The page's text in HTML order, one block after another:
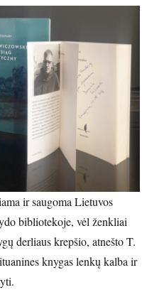
ir saugoma Lietuvos
bibliotekoje, vėl ženkliai
derliaus krepšio, atnešto T.
knygas lenkų kalba ir